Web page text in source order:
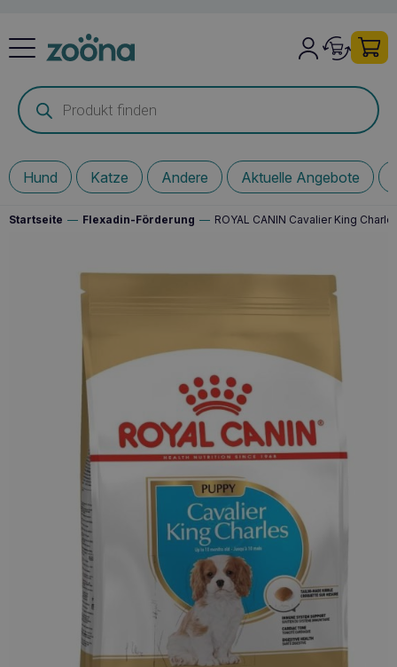
Products
search
Hund Katze Andere Aktuelle Angebote
Startseite — Flexadin-Förderung — ROYAL CANIN Cavalier King